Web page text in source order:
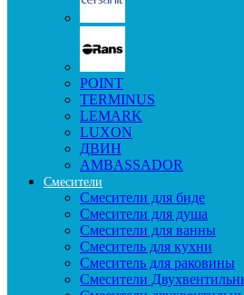
POINT
TERMINUS
LEMARK
LUXON
ДВИН
AMBASSADOR
Смесители
Смесители для биде
Смесители для душа
Смесители для ванны
Смеситель для кухни
Смеситель для раковины
Смесители